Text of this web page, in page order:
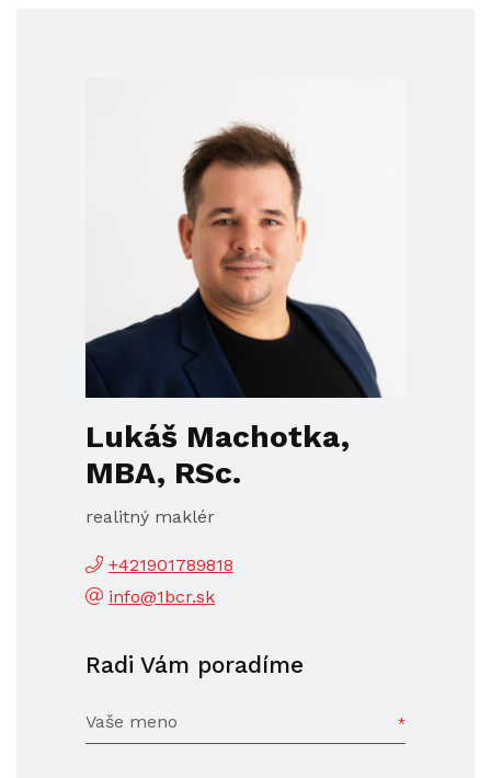
Lukáš Machotka,
MBA, RSc.
realitný maklér
+421901789818
info@1bcr.sk
Radi Vám poradíme
Vaše meno